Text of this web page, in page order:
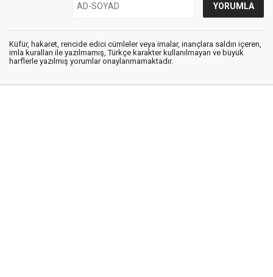
Küfür, hakaret, rencide edici cümleler veya imalar, inançlara saldırı içeren,
imla kuralları ile yazılmamış, Türkçe karakter kullanılmayan ve büyük
harflerle yazılmış yorumlar onaylanmamaktadır.